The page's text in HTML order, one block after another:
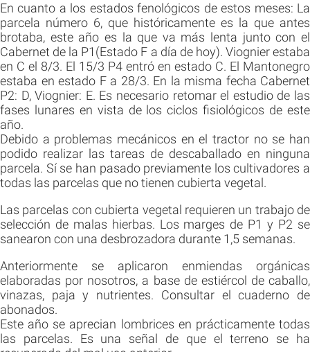
En cuanto a los estados fenológicos de estos meses: La
parcela número 6, que históricamente es la que antes
brotaba, este año es la que va más lenta junto con el
Cabernet de la P1(Estado F a día de hoy). Viognier estaba
en C el 8/3. El 15/3 P4 entró en estado C. El Mantonegro
estaba en estado F a 28/3. En la misma fecha Cabernet
P2: D, Viognier: E. Es necesario retomar el estudio de las
fases lunares en vista de los ciclos fisiológicos de este
año.
Debido a problemas mecánicos en el tractor no se han
podido realizar las tareas de descaballado en ninguna
parcela. Sí se han pasado previamente los cultivadores a
todas las parcelas que no tienen cubierta vegetal.
Las parcelas con cubierta vegetal requieren un trabajo de
selección de malas hierbas. Los marges de P1 y P2 se
sanearon con una desbrozadora durante 1,5 semanas.
Anteriormente se aplicaron enmiendas orgánicas
elaboradas por nosotros, a base de estiércol de caballo,
vinazas, paja y nutrientes. Consultar el cuaderno de
abonados.
Este año se aprecian lombrices en prácticamente todas
las parcelas. Es una señal de que el terreno se ha